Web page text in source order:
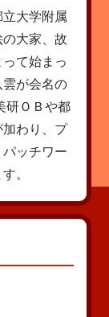
大学附属
大家、故
て始まっ
が会名の
研ＯＢや都
わり、プ
ッチワー
。